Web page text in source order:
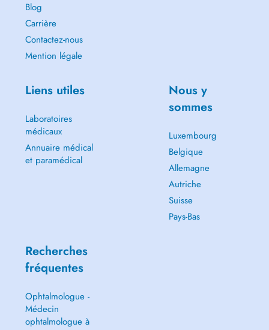
Blog
Carrière
Contactez-nous
Mention légale
Liens utiles
Laboratoires
médicaux
Annuaire médical
et paramédical
Nous y
sommes
Luxembourg
Belgique
Allemagne
Autriche
Suisse
Pays-Bas
Recherches
fréquentes
Ophtalmologue -
Médecin
ophtalmologue à